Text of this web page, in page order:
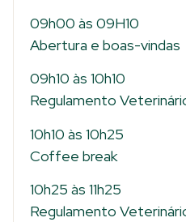
09h00 às 09H10
Abertura e boas-vindas
09h10 às 10h10
Regulamento
10h10 às 10h25
Coffee break
10h25 às 11h25
Regulamento